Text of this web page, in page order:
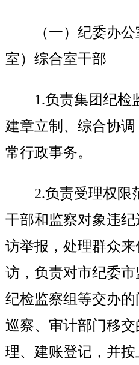
（一）纪委办
室）综合室干部
1.负责集团纪检
建章立制、综合协
常行政事务。
2.负责受理权限
干部和监察对象违
访举报，处理群众
访，负责对市纪委
纪检监察组等交办
巡察、审计部门移
理、建账登记，并